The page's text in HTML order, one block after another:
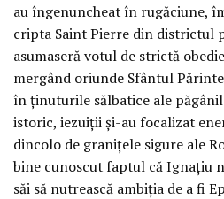
au îngenuncheat în rugăciune,
cripta Saint Pierre din districtul
asumaseră votul de strictă
mergând oriunde Sfântul
în ţinuturile sălbatice ale
istoric, iezuiţii şi-au focalizat
dincolo de graniţele sigure ale
bine cunoscut faptul că Ignaţiu
săi să nutrească ambiţia de a fi